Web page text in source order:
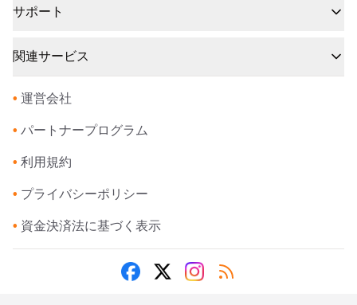
サポート
関連サービス
• 運営会社
• パートナープログラム
• 利用規約
• プライバシーポリシー
• 資金決済法に基づく表示